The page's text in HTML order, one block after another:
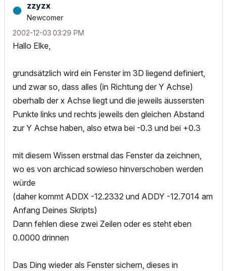
zzyzx
Newcomer
‎2002-12-03 03:29 PM
Hallo Elke,
grundsätzlich wird ein Fenster im 3D liegend definiert,
und zwar so, dass alles (in Richtung der Y Achse)
oberhalb der x Achse liegt und die jeweils äussersten
Punkte links und rechts jeweils den gleichen Abstand
zur Y Achse haben, also etwa bei -0.3 und bei +0.3
mit diesem Wissen erstmal das Fenster da zeichnen,
wo es von archicad sowieso hinverschoben werden
würde
(daher kommt ADDX -12.2332 und ADDY -12.7014 am
Anfang Deines Skripts)
Dann fehlen diese zwei Zeilen oder es steht eben
0.0000 drinnen
Das Ding wieder als Fenster sichern, dieses in